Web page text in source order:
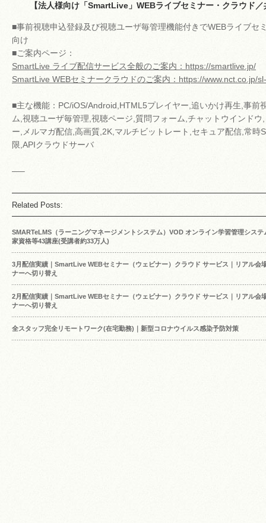
【法人様向け「SmartLive」WEBライブセミナー・クラウド
■事前視聴申込登録及び視聴ユーザ毎管理機能付きでWEBライブセ
向け
■ご案内ページ：
SmartLive ライブ配信サービス全般のご案内：https://smartlive.jp/
SmartLive WEBセミナークラウドのご案内：https://www.nct.co.jp/
■主な機能：PC/iOS/Android,HTML5プレイヤー,追いかけ再生,事前
ム,視聴ユーザ毎管理,視聴ページ,質問フォーム,チャットウインド
ー,メルマガ配信,高画質,2K,マルチビットレート,セキュア配信,常時
限,APIクラウドサーバ
—–
Related Posts:
SMARTeLMS（ラーニングマネージメントシステム）VOD オンライン学習管理シス
家資格等43講座(受講者約33万人)
3月配信実績｜SmartLive WEBセミナー（ウェビナー）クラウド サービス｜リアル会
ナーへ切り替え
2月配信実績｜SmartLive WEBセミナー（ウェビナー）クラウド サービス｜リアル会
ナーへ切り替え
全スタッフ完全リモートワーク(在宅勤務)｜新型コロナウイルス感染予防対策